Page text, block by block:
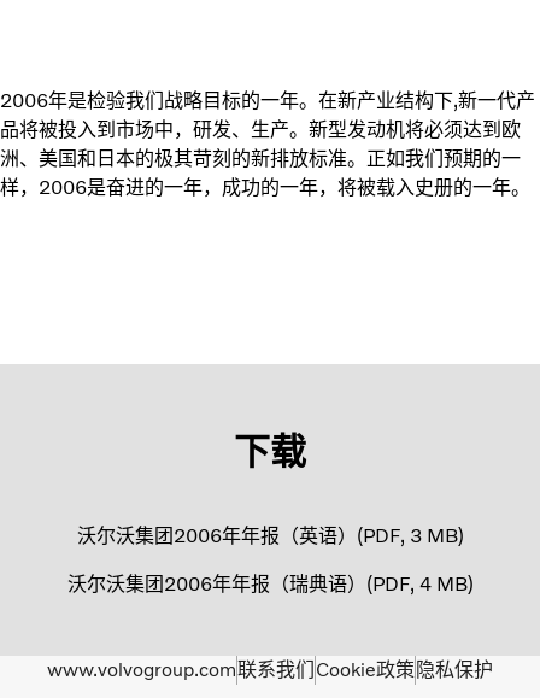
2006年是检验我们战略目标的一年。在新产业结构下,新一代产
品将被投入到市场中，研发、生产。新型发动机将必须达到欧
洲、美国和日本的极其苛刻的新排放标准。正如我们预期的一
样，2006是奋进的一年，成功的一年，将被载入史册的一年。
下载
沃尔沃集团2006年年报（英语） PDF 3 MB
沃尔沃集团2006年年报（瑞典语） PDF 4 MB
www.volvogroup.com联系我们 Cookie政策 隐私保护